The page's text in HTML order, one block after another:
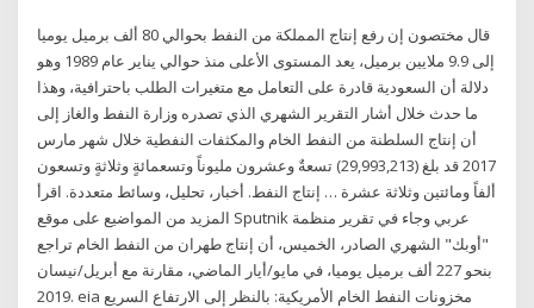
قال مختصون إن رفع إنتاج المملكة من النفط بحوالي 80 ألف برميل يوميا
إلى 9.9 ملايين برميل، يعد المستوى الأعلى منذ حوالي يناير عام 1989 وهو
دلالة أن السعودية قادرة على التعامل مع متغيرات الطلب باحترافية، وهذا
ما حدث خلال أشار التقرير الشهري الذي تصدره وزارة النفط والغاز إلى
أن إنتاج السلطنة من النفط الخام والمكثفات النفطية خلال شهر مارس
2017 قد بلغ (29,993,213) تسعةٌ وعشرون مليوناً وتسعمائةٍ وثلاثةٍ وتسعون
ألفاً ومائتين وثلاثة عشرة … إنتاج النفط. أخبار، تحليل، وسائط متعددة. اقرأ
المزيد من المواضيع على موقع Sputnik عربي وجاء في تقرير منظمة
"أوبك" الشهري الصادر، الخميس، أن إنتاج طهران من النفط الخام تراجع
بنحو 227 ألف برميل يوميا، في مايو/أيار الماضي، مقارنة مع أبريل/نيسان
2019. eia مخزونات النفط الخام الأمريكية: بالنظر إلى الارتفاع السريع